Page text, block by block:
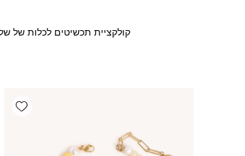
קולקציית תכשיטים לכלות של